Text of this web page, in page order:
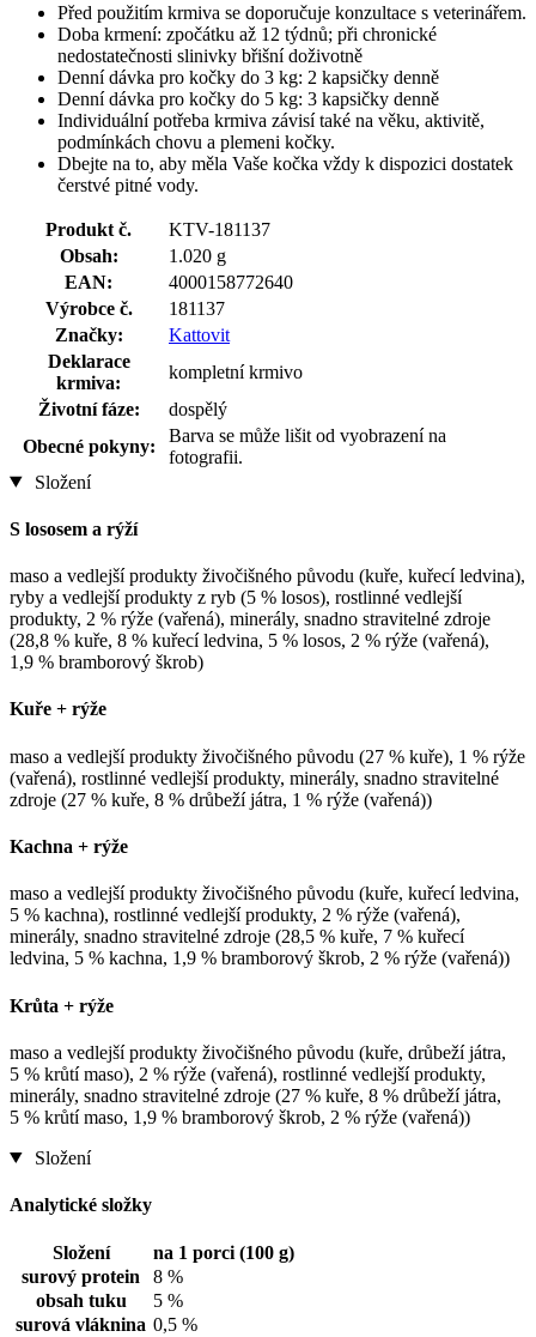
Před použitím krmiva se doporučuje konzultace s veterinářem.
Doba krmení: zpočátku až 12 týdnů; při chronické
nedostatečnosti slinivky břišní doživotně
Denní dávka pro kočky do 3 kg: 2 kapsičky denně
Denní dávka pro kočky do 5 kg: 3 kapsičky denně
Individuální potřeba krmiva závisí také na věku, aktivitě,
podmínkách chovu a plemeni kočky.
Dbejte na to, aby měla Vaše kočka vždy k dispozici dostatek
čerstvé pitné vody.
Produkt č.
KTV-181137
Obsah:
1.020 g
EAN:
4000158772640
Výrobce č.
181137
Značky:
Kattovit
Deklarace
krmiva:
kompletní krmivo
Životní fáze:
dospělý
Obecné pokyny:
Barva se může lišit od vyobrazení na
fotografii.
Složení
S lososem a rýží
maso a vedlejší produkty živočišného původu (kuře, kuřecí ledvina),
ryby a vedlejší produkty z ryb (5 % losos), rostlinné vedlejší
produkty, 2 % rýže (vařená), minerály, snadno stravitelné zdroje
(28,8 % kuře, 8 % kuřecí ledvina, 5 % losos, 2 % rýže (vařená),
1,9 % bramborový škrob)
Kuře + rýže
maso a vedlejší produkty živočišného původu (27 % kuře), 1 % rýže
(vařená), rostlinné vedlejší produkty, minerály, snadno stravitelné
zdroje (27 % kuře, 8 % drůbeží játra, 1 % rýže (vařená))
Kachna + rýže
maso a vedlejší produkty živočišného původu (kuře, kuřecí ledvina,
5 % kachna), rostlinné vedlejší produkty, 2 % rýže (vařená),
minerály, snadno stravitelné zdroje (28,5 % kuře, 7 % kuřecí
ledvina, 5 % kachna, 1,9 % bramborový škrob, 2 % rýže (vařená))
Krůta + rýže
maso a vedlejší produkty živočišného původu (kuře, drůbeží játra,
5 % krůtí maso), 2 % rýže (vařená), rostlinné vedlejší produkty,
minerály, snadno stravitelné zdroje (27 % kuře, 8 % drůbeží játra,
5 % krůtí maso, 1,9 % bramborový škrob, 2 % rýže (vařená))
Složení
Analytické složky
Složení
na 1 porci (100 g)
surový protein
8 %
obsah tuku
5 %
surová vláknina 0,5 %